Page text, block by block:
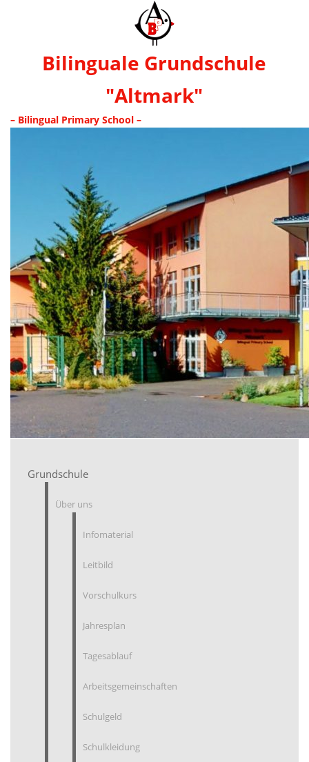
Bilinguale Grundschule
"Altmark"
– Bilingual Primary School –
Grundschule
Über uns
Infomaterial
Leitbild
Vorschulkurs
Jahresplan
Tagesablauf
Arbeitsgemeinschaften
Schulgeld
Schulkleidung